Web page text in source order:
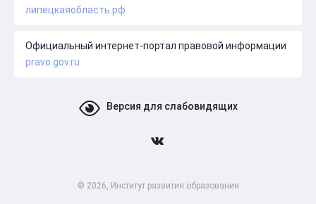
липецкаяобласть.рф
Официальный интернет-портал правовой информации
pravo.gov.ru
Версия для слабовидящих
© 2026, Институт развития образования